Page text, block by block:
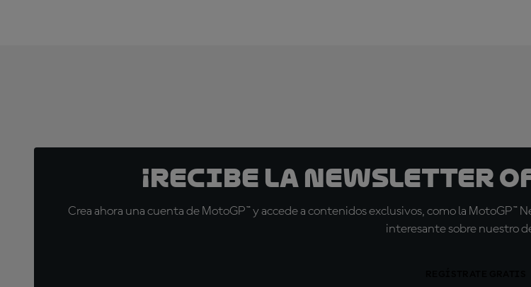
¡Recibe la Newsletter
Crea ahora una cuenta de MotoGP™ y accede a contenidos exclusivos, como la
interesante sobre nuestro